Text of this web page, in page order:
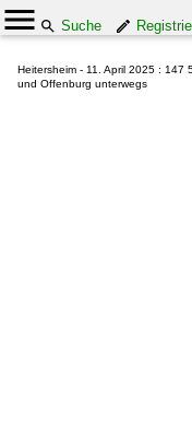
Suche
Heitersheim - 11. April 2025 : 147
und Offenburg unterwegs